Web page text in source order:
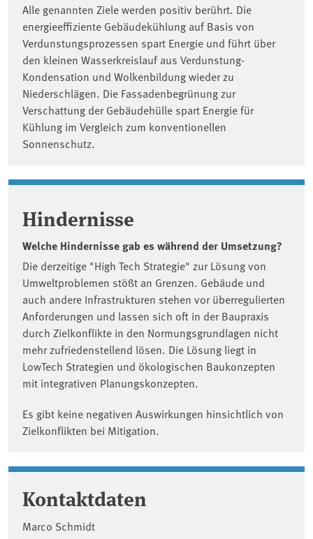
Alle genannten Ziele werden positiv berührt. Die
energieeffiziente Gebäudekühlung auf Basis von
Verdunstungsprozessen spart Energie und führt über
den kleinen Wasserkreislauf aus Verdunstung-
Kondensation und Wolkenbildung wieder zu
Niederschlägen. Die Fassadenbegrünung zur
Verschattung der Gebäudehülle spart Energie für
Kühlung im Vergleich zum konventionellen
Sonnenschutz.
Hindernisse
Welche Hindernisse gab es während der Umsetzung?
Die derzeitige "High Tech Strategie" zur Lösung von
Umweltproblemen stößt an Grenzen. Gebäude und
auch andere Infrastrukturen stehen vor überregulierten
Anforderungen und lassen sich oft in der Baupraxis
durch Zielkonflikte in den Normungsgrundlagen nicht
mehr zufriedenstellend lösen. Die Lösung liegt in
LowTech Strategien und ökologischen Baukonzepten
mit integrativen Planungskonzepten.
Es gibt keine negativen Auswirkungen hinsichtlich von
Zielkonflikten bei Mitigation.
Kontaktdaten
Marco Schmidt